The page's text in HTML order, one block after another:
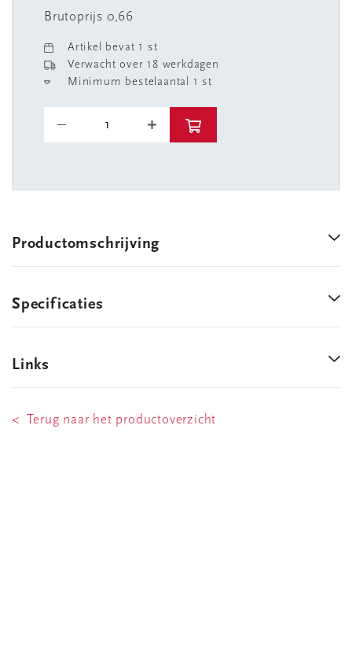
Brutoprijs 0,66
Artikel bevat 1 st
Verwacht over 18 werkdagen
Minimum bestelaantal 1 st
Productomschrijving
Specificaties
Links
< Terug naar het productoverzicht